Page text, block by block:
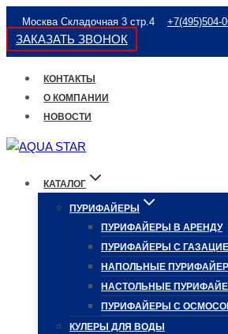
Перейти
содержимому
Москва Складочная 3 стр.4 +7(495)504-
ЗАКАЗАТЬ ЗВОНОК
КОНТАКТЫ
О КОМПАНИИ
НОВОСТИ
КАТАЛОГ
ПУРИФАЙЕРЫ
ПУРИФАЙЕРЫ В АРЕНДУ
ПУРИФАЙЕРЫ С
НАПОЛЬНЫЕ
НАСТОЛЬНЫЕ
ПУРИФАЙЕРЫ С
КУЛЕРЫ ДЛЯ ВОДЫ